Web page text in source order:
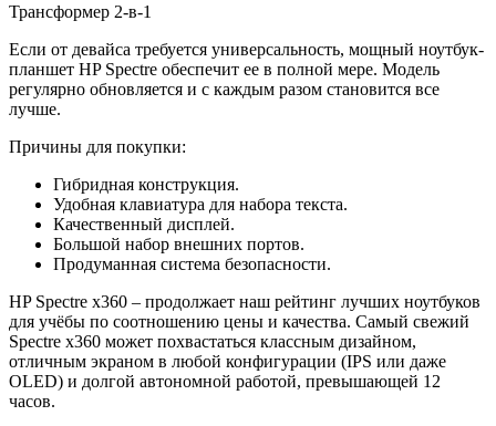
Трансформер 2-в-1
Если от девайса требуется универсальность, мощный ноутбук-
планшет HP Spectre обеспечит ее в полной мере. Модель
регулярно обновляется и с каждым разом становится все
лучше.
Причины для покупки:
Гибридная конструкция.
Удобная клавиатура для набора текста.
Качественный дисплей.
Большой набор внешних портов.
Продуманная система безопасности.
HP Spectre x360 – продолжает наш рейтинг лучших ноутбуков
для учёбы по соотношению цены и качества. Самый свежий
Spectre x360 может похвастаться классным дизайном,
отличным экраном в любой конфигурации (IPS или даже
OLED) и долгой автономной работой, превышающей 12
часов.